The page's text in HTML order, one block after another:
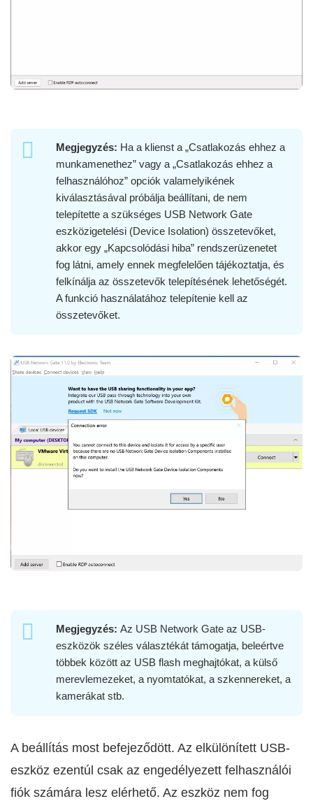
Megjegyzés: Ha a klienst a „Csatlakozás ehhez a
munkamenethez” vagy a „Csatlakozás ehhez a
felhasználóhoz” opciók valamelyikének
kiválasztásával próbálja beállítani, de nem
telepítette a szükséges USB Network Gate
eszközigetelési (Device Isolation) összetevőket,
akkor egy „Kapcsolódási hiba” rendszerüzenetet
fog látni, amely ennek megfelelően tájékoztatja, és
felkínálja az összetevők telepítésének lehetőségét.
A funkció használatához telepítenie kell az
összetevőket.
Megjegyzés: Az USB Network Gate az USB-
eszközök széles választékát támogatja, beleértve
többek között az USB flash meghajtókat, a külső
merevlemezeket, a nyomtatókat, a szkennereket, a
kamerákat stb.
A beállítás most befejeződött. Az elkülönített USB-
eszköz ezentúl csak az engedélyezett felhasználói
fiók számára lesz elérhető. Az eszköz nem fog